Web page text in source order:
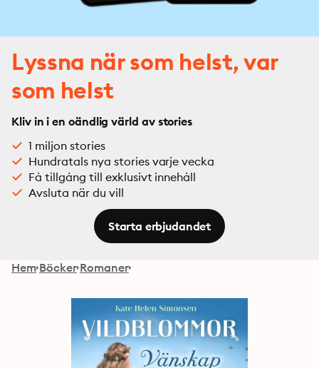
Lyssna när som helst, var
som helst
Kliv in i en oändlig värld av stories
1 miljon stories
Hundratals nya stories varje vecka
Få tillgång till exklusivt innehåll
Avsluta när du vill
Starta erbjudandet
Hem Böcker Romaner